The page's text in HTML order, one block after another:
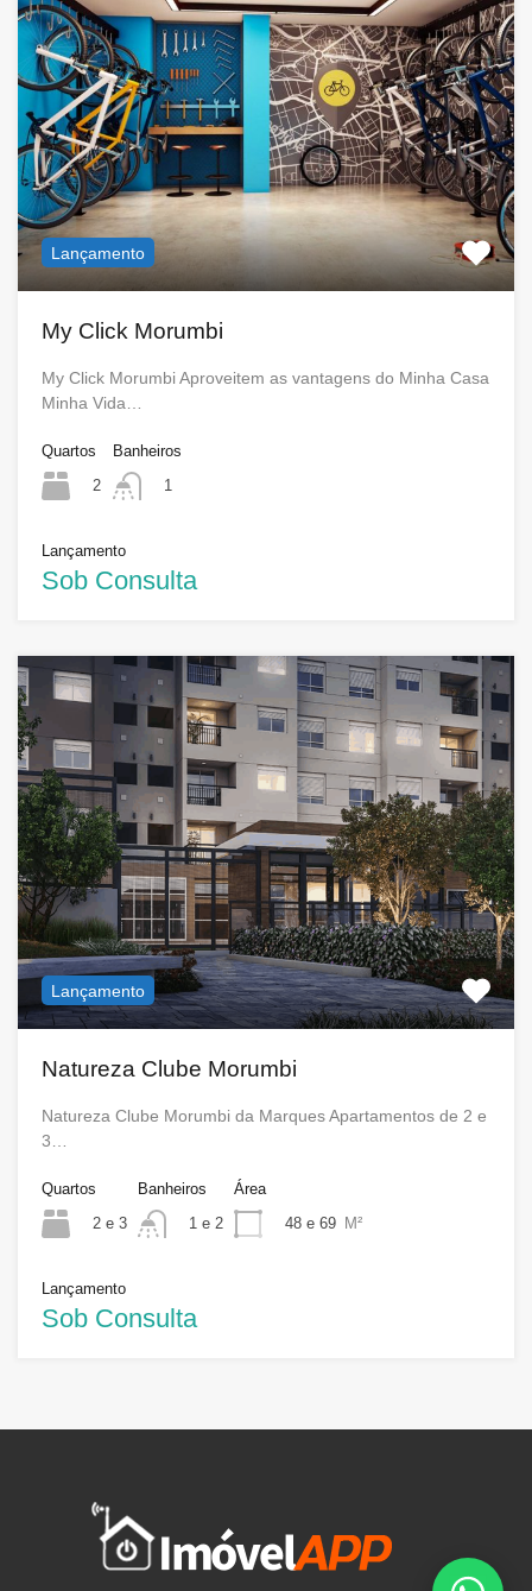
Lançamento
My Click Morumbi
My Click Morumbi Aproveitem as vantagens do Minha Casa
Minha Vida…
Quartos
2
Banheiros
1
Lançamento
Sob Consulta
Lançamento
Natureza Clube Morumbi
Natureza Clube Morumbi da Marques Apartamentos de 2 e
3…
Quartos
2 e 3
Banheiros
1 e 2
Área
48 e 69 M²
Lançamento
Sob Consulta